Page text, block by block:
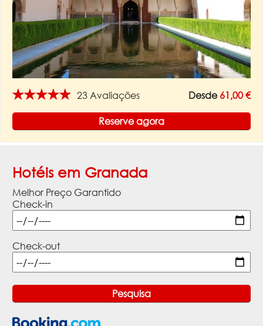
★★★★★ 23 Avaliações Desde 61,00 €
Reserve agora
Hotéis em Granada
Melhor Preço Garantido
Check-in
Check-out